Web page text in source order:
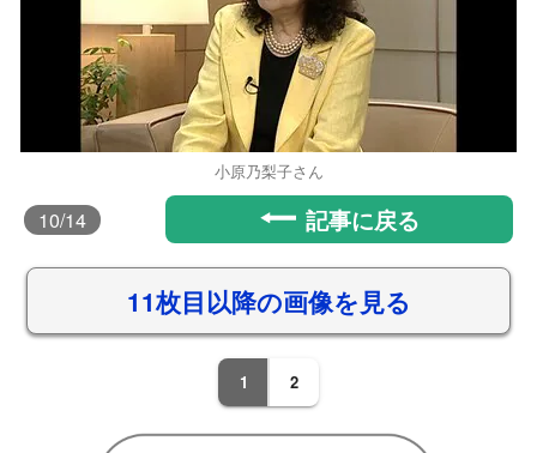
小原乃梨子さん
10/14 記事に戻る
11枚目以降の画像を見る
1 2